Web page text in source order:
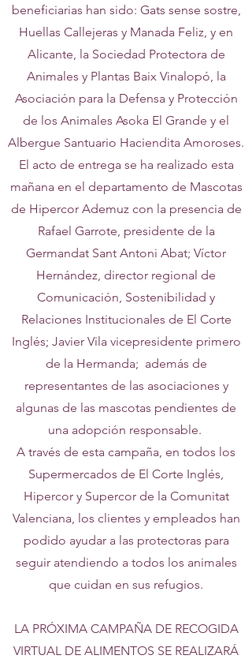
beneficiarias han sido: Gats sense sostre,
Huellas Callejeras y Manada Feliz, y en
Alicante, la Sociedad Protectora de
Animales y Plantas Baix Vinalopó, la
Asociación para la Defensa y Protección
de los Animales Asoka El Grande y el
Albergue Santuario Haciendita Amoroses.
El acto de entrega se ha realizado esta
mañana en el departamento de Mascotas
de Hipercor Ademuz con la presencia de
Rafael Garrote, presidente de la
Germandat Sant Antoni Abat; Víctor
Hernández, director regional de
Comunicación, Sostenibilidad y
Relaciones Institucionales de El Corte
Inglés; Javier Vila vicepresidente primero
de la Hermanda; además de
representantes de las asociaciones y
algunas de las mascotas pendientes de
una adopción responsable.
A través de esta campaña, en todos los
Supermercados de El Corte Inglés,
Hipercor y Supercor de la Comunitat
Valenciana, los clientes y empleados han
podido ayudar a las protectoras para
seguir atendiendo a todos los animales
que cuidan en sus refugios.
LA PRÓXIMA CAMPAÑA DE RECOGIDA
VIRTUAL DE ALIMENTOS SE REALIZARÁ